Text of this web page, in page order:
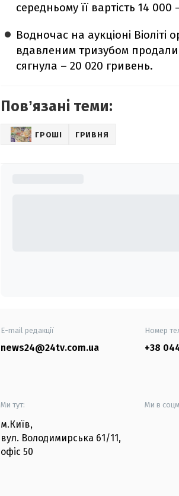
середньому її вартість 14
Водночас на аукціоні Віоліті
вдавленим тризубом
сягнула – 20 020 гривень.
Повʼязані теми:
ГРОШІ ГРИВНЯ
E-mail редакції
news24@24tv.com.ua
Номер
+38
Ми тут:
м.Київ,
вул. Володимирська 61/11,
офіс 50
Ми в